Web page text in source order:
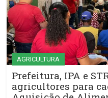
AGRICULTURA
Prefeitura, IPA e
agricultores para